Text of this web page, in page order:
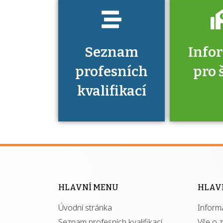
Seznam
profesních
kvalifikací
pro
Víte, že
HLAVNÍ MENU
Úvodní stránka